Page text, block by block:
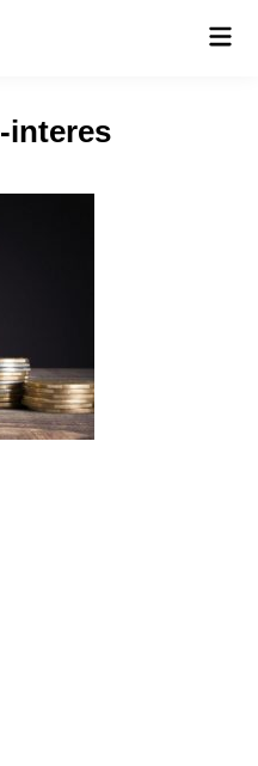
interes